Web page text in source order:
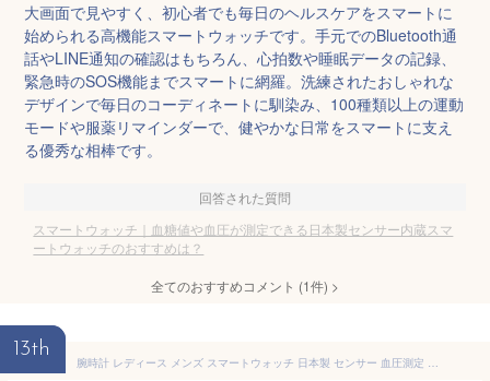
大画面で見やすく、初心者でも毎日のヘルスケアをスマートに
始められる高機能スマートウォッチです。手元でのBluetooth通
話やLINE通知の確認はもちろん、心拍数や睡眠データの記録、
緊急時のSOS機能までスマートに網羅。洗練されたおしゃれな
デザインで毎日のコーディネートに馴染み、100種類以上の運動
モードや服薬リマインダーで、健やかな日常をスマートに支え
る優秀な相棒です。
回答された質問
スマートウォッチ｜血糖値や血圧が測定できる日本製センサー内蔵スマ
ートウォッチのおすすめは？
全てのおすすめコメント (1件) >
13th
腕時計 レディース メンズ スマートウォッチ 日本製 センサー 血圧測定 スマートブレスレット iphone android 対応 歩数計 心拍計 健康管